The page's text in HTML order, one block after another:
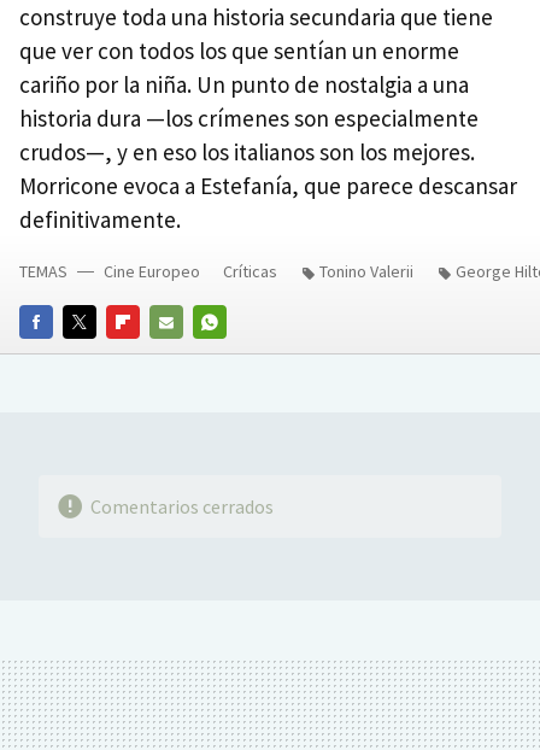
construye toda una historia secundaria que tiene
que ver con todos los que sentían un enorme
cariño por la niña. Un punto de nostalgia a una
historia dura —los crímenes son especialmente
crudos—, y en eso los italianos son los mejores.
Morricone evoca a Estefanía, que parece descansar
definitivamente.
FACEBOOKTWITTERFLIPBOARD
E-
WHATSAPP
TEMAS Cine Europeo Críticas Tonino Valerii George
Comentarios cerrados